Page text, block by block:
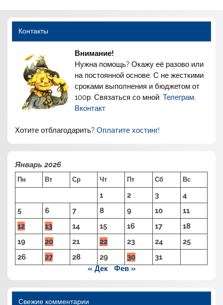
Контакты
Внимание!
Нужна помощь? Окажу её разово или
на постоянной основе. С не жесткими
сроками выполнения и бюджетом от
100р. Связаться со мной:Телеграм,
Вконтакт
Хотите отблагодарить?Оплатите хостинг!
Январь 2026
Пн Вт Ср Чт Пт Сб Вс
1 2 3
4
5
6 7 8 9 10
11
12
13 14 15 16 17
18
19
20 21 22 23 24
25
26
27 28 29 30
31
« Дек
Фев »
Свежие комментарии